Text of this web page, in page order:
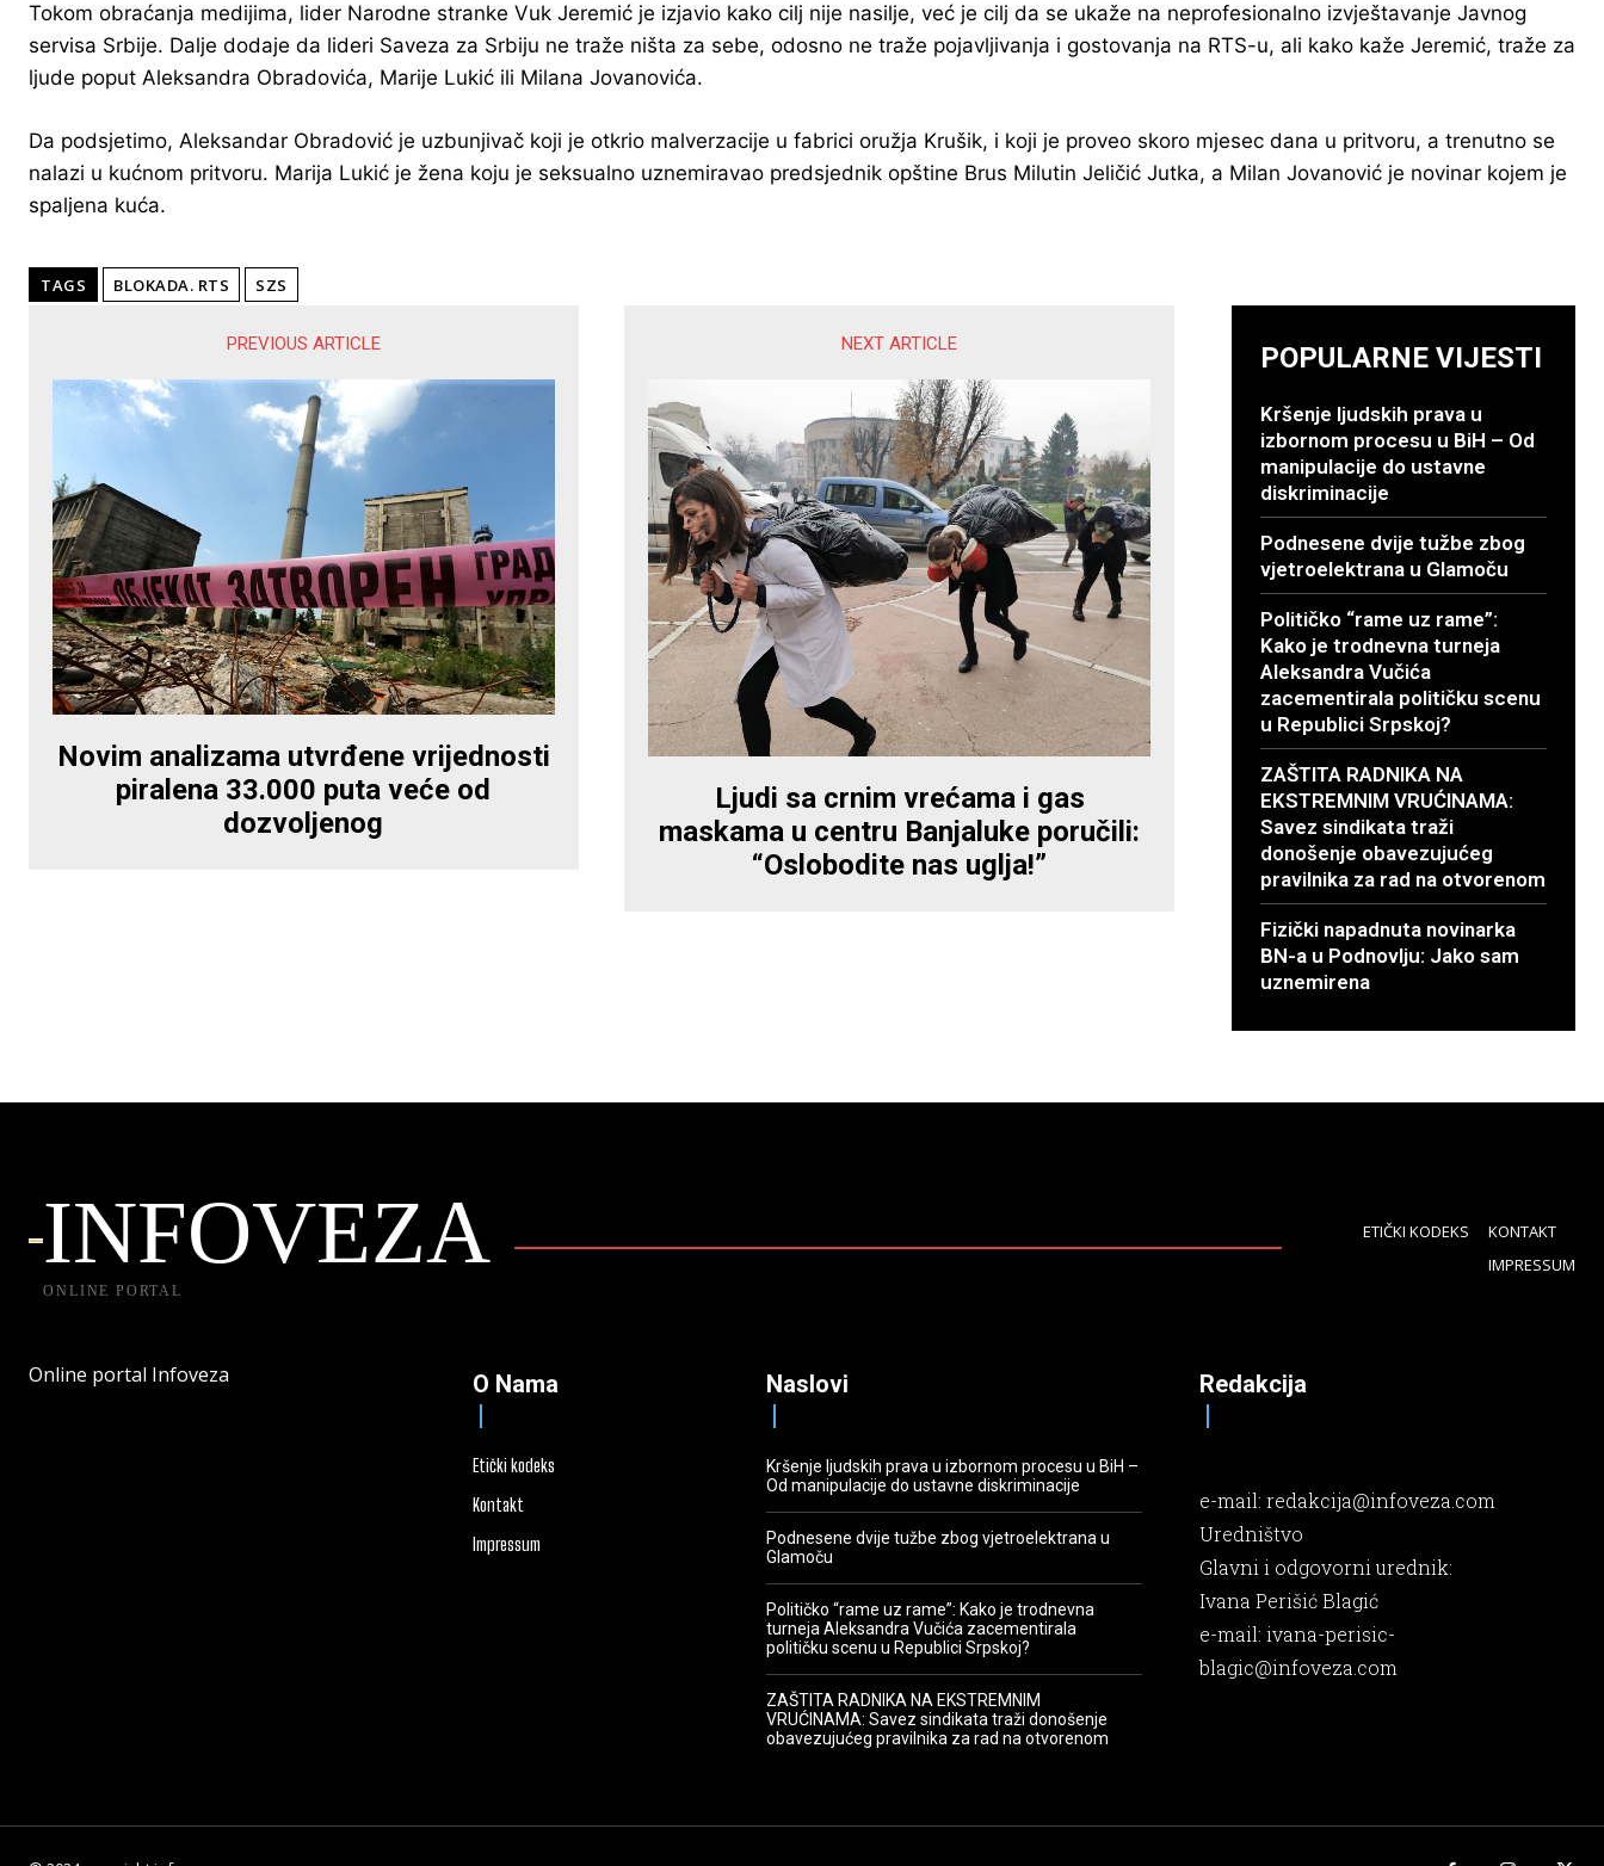
Tokom obraćanja medijima, lider Narodne stranke Vuk Jeremić je izjavio kako cilj nije nasilje, već je cilj da se ukaže na neprofesionalno izvještavanje Javnog
servisa Srbije. Dalje dodaje da lideri Saveza za Srbiju ne traže ništa za sebe, odosno ne traže pojavljivanja i gostovanja na RTS-u, ali kako kaže Jeremić, traže za
ljude poput Aleksandra Obradovića, Marije Lukić ili Milana Jovanovića.
Da podsjetimo, Aleksandar Obradović je uzbunjivač koji je otkrio malverzacije u fabrici oružja Krušik, i koji je proveo skoro mjesec dana u pritvoru, a trenutno se
nalazi u kućnom pritvoru. Marija Lukić je žena koju je seksualno uznemiravao predsjednik opštine Brus Milutin Jeličić Jutka, a Milan Jovanović je novinar kojem je
spaljena kuća.
TAGS BLOKADA. RTS SZS
PREVIOUS ARTICLE
Novim analizama utvrđene vrijednosti
piralena 33.000 puta veće od
dozvoljenog
NEXT ARTICLE
Ljudi sa crnim vrećama i gas
maskama u centru Banjaluke poručili:
“Oslobodite nas uglja!”
POPULARNE VIJESTI
Kršenje ljudskih prava u
izbornom procesu u BiH – Od
manipulacije do ustavne
diskriminacije
Podnesene dvije tužbe zbog
vjetroelektrana u Glamoču
Političko “rame uz rame”:
Kako je trodnevna turneja
Aleksandra Vučića
zacementirala političku scenu
u Republici Srpskoj?
ZAŠTITA RADNIKA NA
EKSTREMNIM VRUĆINAMA:
Savez sindikata traži
donošenje obavezujućeg
pravilnika za rad na otvorenom
Fizički napadnuta novinarka
BN-a u Podnovlju: Jako sam
uznemirena
INFOVEZA
ONLINE PORTAL
ETIČKI KODEKS
KONTAKT
IMPRESSUM
Online portal Infoveza O Nama
Etički kodeks
Kontakt
Impressum
Naslovi
Kršenje ljudskih prava u izbornom procesu u BiH –
Od manipulacije do ustavne diskriminacije
Podnesene dvije tužbe zbog vjetroelektrana u
Glamoču
Političko “rame uz rame”: Kako je trodnevna
turneja Aleksandra Vučića zacementirala
političku scenu u Republici Srpskoj?
ZAŠTITA RADNIKA NA EKSTREMNIM
VRUĆINAMA: Savez sindikata traži donošenje
obavezujućeg pravilnika za rad na otvorenom
Redakcija
e-mail:redakcija@infoveza.com
Uredništvo
Glavni i odgovorni urednik:
Ivana Perišić Blagić
e-mail:ivana-perisic-
blagic@infoveza.com